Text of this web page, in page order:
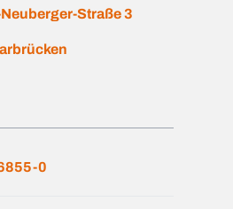
Straße 3
0